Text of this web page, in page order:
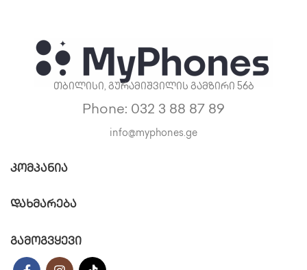
თბილისი, გურამიშვილის გამზირი 56ბ
Phone: 032 3 88 87 89
info@myphones.ge
ᲙᲝᲛᲞᲐᲜᲘᲐ
ᲓᲐᲮᲛᲐᲠᲔᲑᲐ
გამოგვყევი